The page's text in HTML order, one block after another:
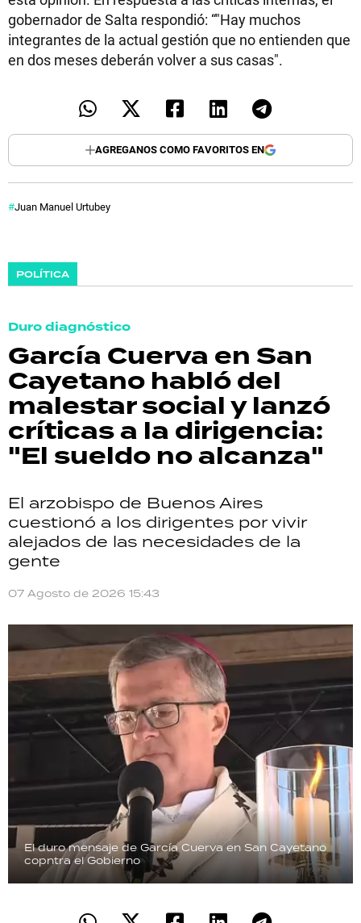
gobernador de Salta respondió: “"Hay muchos
integrantes de la actual gestión que no entienden que
en dos meses deberán volver a sus casas".
AGREGANOS COMO FAVORITOS EN
Juan Manuel Urtubey
POLÍTICA
Duro diagnóstico
García Cuerva en San
Cayetano habló del
malestar social y lanzó
críticas a la dirigencia:
"El sueldo no alcanza"
El arzobispo de Buenos Aires
cuestionó a los dirigentes por vivir
alejados de las necesidades de la
gente
07 Agosto de 2026 15:43
El duro mensaje de García Cuerva en San Cayetano
copntra el Gobierno